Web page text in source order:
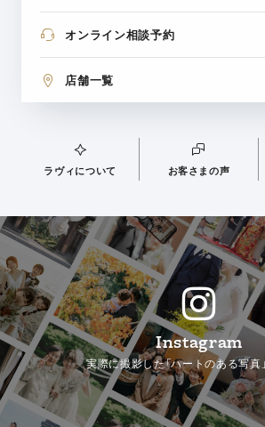
オンライン相談予約
店舗一覧
ラヴィについて お客さまの声
Instagram
実際に撮影した「ハートのある写真